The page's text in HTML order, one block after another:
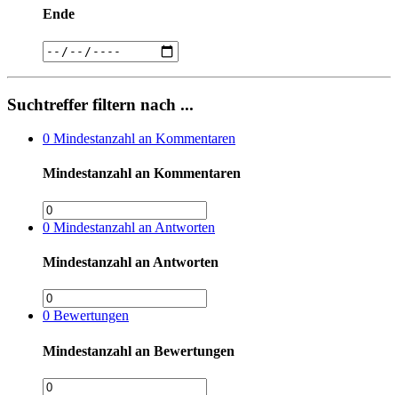
Ende
Suchtreffer filtern nach ...
0 Mindestanzahl an Kommentaren
Mindestanzahl an Kommentaren
0 Mindestanzahl an Antworten
Mindestanzahl an Antworten
0 Bewertungen
Mindestanzahl an Bewertungen